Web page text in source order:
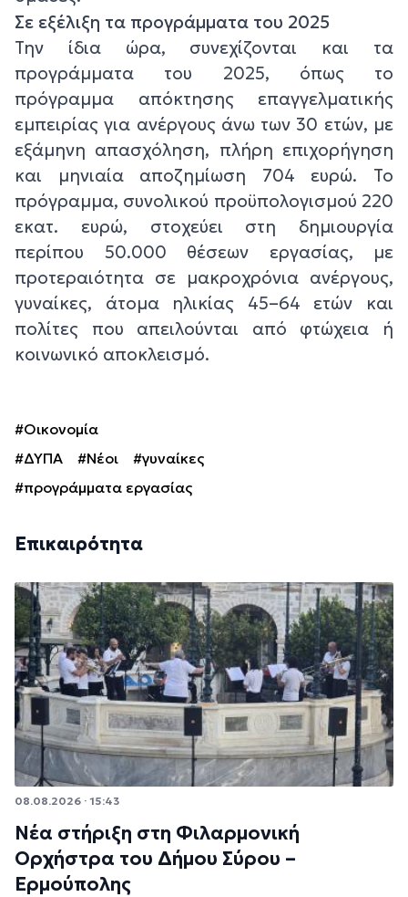
Σε εξέλιξη τα προγράμματα του 2025
Την ίδια ώρα, συνεχίζονται και τα
προγράμματα του 2025, όπως το
πρόγραμμα απόκτησης επαγγελματικής
εμπειρίας για ανέργους άνω των 30 ετών, με
εξάμηνη απασχόληση, πλήρη επιχορήγηση
και μηνιαία αποζημίωση 704 ευρώ. Το
πρόγραμμα, συνολικού προϋπολογισμού 220
εκατ. ευρώ, στοχεύει στη δημιουργία
περίπου 50.000 θέσεων εργασίας, με
προτεραιότητα σε μακροχρόνια ανέργους,
γυναίκες, άτομα ηλικίας 45–64 ετών και
πολίτες που απειλούνται από φτώχεια ή
κοινωνικό αποκλεισμό.
#Οικονομία
#ΔΥΠΑ
#Νέοι
#γυναίκες
#προγράμματα εργασίας
Επικαιρότητα
08.08.2026 · 15:43
Νέα στήριξη στη Φιλαρμονική
Ορχήστρα του Δήμου Σύρου –
Ερμούπολης